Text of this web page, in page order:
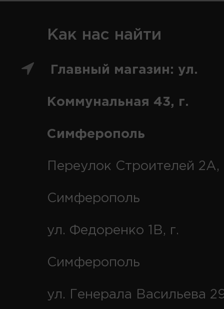
Как нас найти
Главный магазин: ул.
Коммунальная 43, г.
Симферополь
Переулок Строителей 2А,
Симферополь
ул. Федоренко 1В, г.
Симферополь
ул. Генерала Васильева